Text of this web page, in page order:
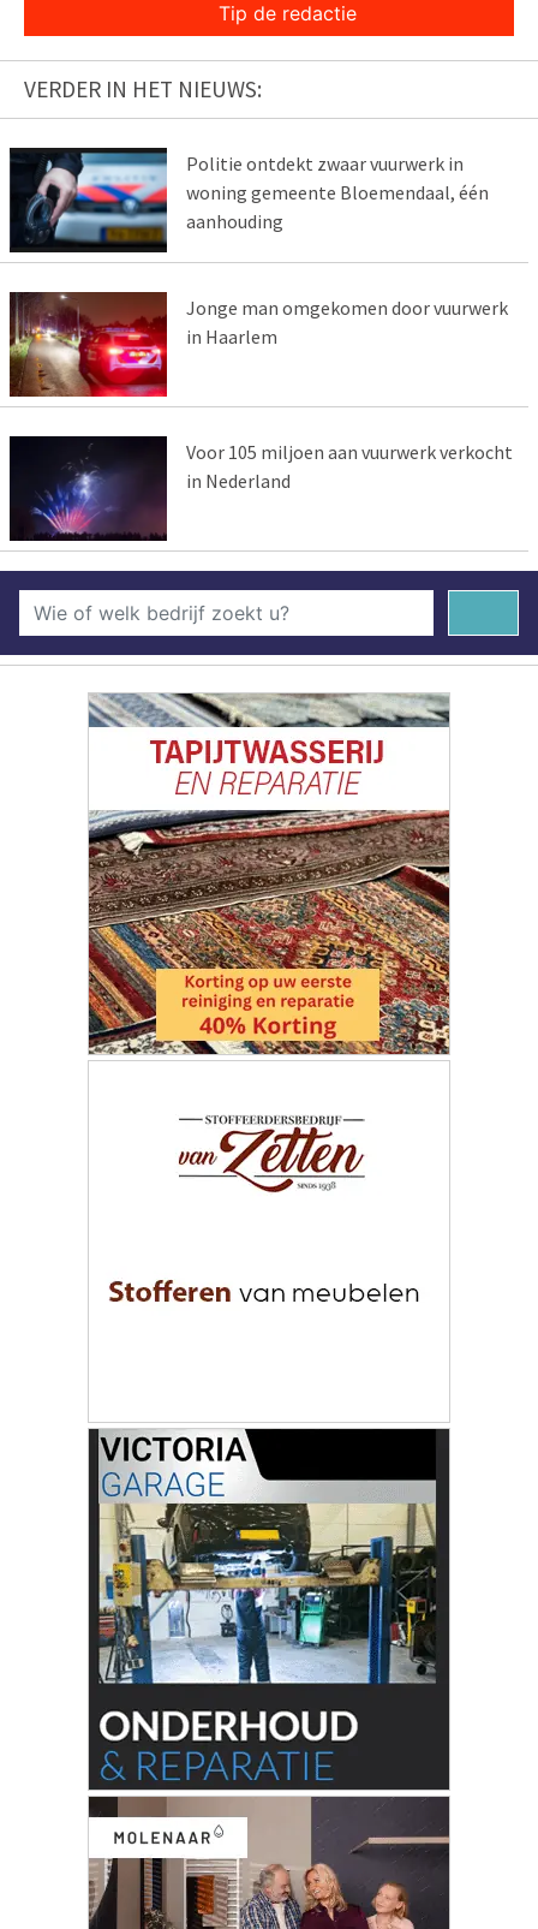
Tip de redactie
VERDER IN HET NIEUWS:
Politie ontdekt zwaar vuurwerk in
woning gemeente Bloemendaal, één
aanhouding
Jonge man omgekomen door vuurwerk
in Haarlem
Voor 105 miljoen aan vuurwerk verkocht
in Nederland